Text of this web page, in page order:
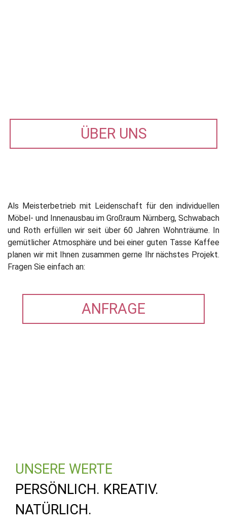
ÜBER UNS
Als Meisterbetrieb mit Leidenschaft für den individuellen
Möbel- und Innenausbau im Großraum Nürnberg, Schwabach
und Roth erfüllen wir seit über 60 Jahren Wohnträume. In
gemütlicher Atmosphäre und bei einer guten Tasse Kaffee
planen wir mit Ihnen zusammen gerne Ihr nächstes Projekt.
Fragen Sie einfach an:
ANFRAGE
UNSERE WERTE
PERSÖNLICH. KREATIV.
NATÜRLICH.